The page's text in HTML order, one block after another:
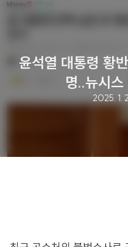
윤석열 대통령 황
명..뉴시
2025. 1.